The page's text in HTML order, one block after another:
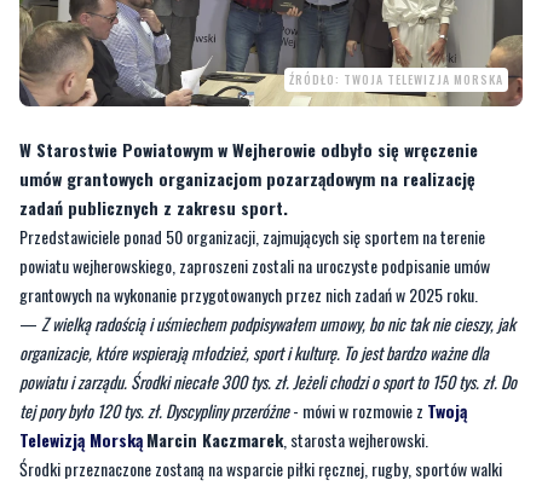
ŹRÓDŁO: TWOJA TELEWIZJA MORSKA
W Starostwie Powiatowym w Wejherowie odbyło się wręczenie
umów grantowych organizacjom pozarządowym na realizację
zadań publicznych z zakresu sport.
Przedstawiciele ponad 50 organizacji, zajmujących się sportem na terenie
powiatu wejherowskiego, zaproszeni zostali na uroczyste podpisanie umów
grantowych na wykonanie przygotowanych przez nich zadań w 2025 roku.
— Z wielką radością i uśmiechem podpisywałem umowy, bo nic tak nie cieszy, jak
organizacje, które wspierają młodzież, sport i kulturę. To jest bardzo ważne dla
powiatu i zarządu. Środki niecałe 300 tys. zł. Jeżeli chodzi o sport to 150 tys. zł. Do
tej pory było 120 tys. zł. Dyscypliny przeróżne- mówi w rozmowie z Twoją
Telewizją MorskąMarcin Kaczmarek, starosta wejherowski.
Środki przeznaczone zostaną na wsparcie piłki ręcznej, rugby, sportów walki